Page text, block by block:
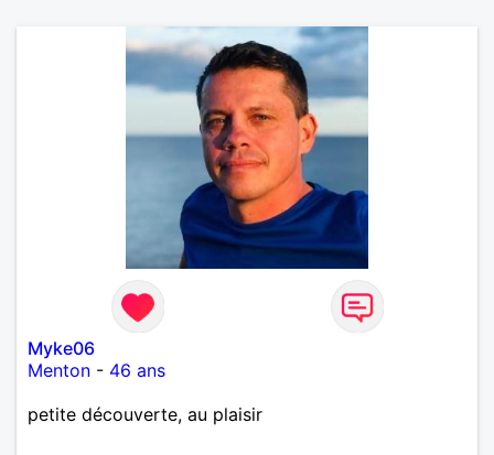
Myke06
Menton - 46 ans
petite découverte, au plaisir